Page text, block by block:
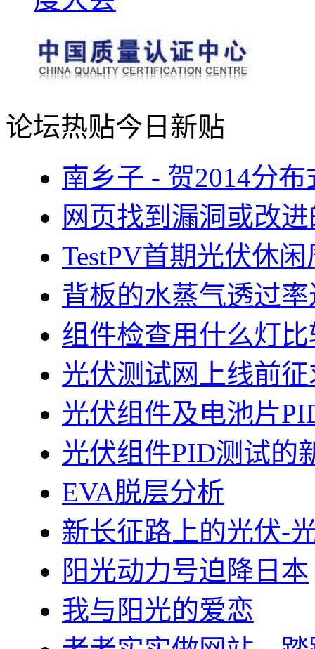
论坛热贴今日新贴
南乡子 - 贺2014分
网页找到漏洞或改
TestPV首期光伏休
背板的水蒸气透过
组件检查用什么灯
光伏测试网上线前
光伏组件及电池片
光伏组件PID测试的
EVA脱层分析
新长征路上的光伏-
阳光动力号迫降日本
我与阳光的爱恋